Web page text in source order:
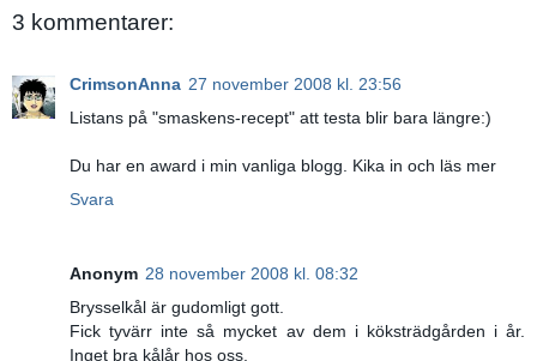
3 kommentarer:
CrimsonAnna 27 november 2008 kl. 23:56
Listans på "smaskens-recept" att testa blir bara längre:)
Du har en award i min vanliga blogg. Kika in och läs mer
Svara
Anonym 28 november 2008 kl. 08:32
Brysselkål är gudomligt gott.
Fick tyvärr inte så mycket av dem i köksträdgården i år.
Inget bra kålår hos oss.